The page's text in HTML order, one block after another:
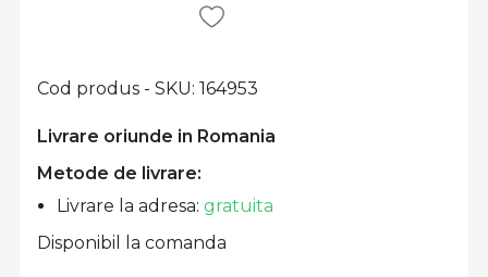
Livrare oriunde in Romania
Cod produs - SKU 164953
Metode de livrare:
Livrare la adresa:gratuita
Disponibil la comanda